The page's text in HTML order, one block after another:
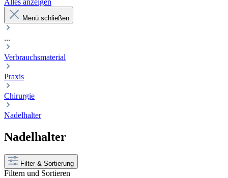
Alles anzeigen
Menü schließen
...
Verbrauchsmaterial
Praxis
Chirurgie
Nadelhalter
Nadelhalter
Filter & Sortierung
Filtern und Sortieren